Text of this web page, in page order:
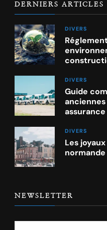
DERNIERS ARTICLES
DIVERS
DIVERS
Guide
DIVERS
Les
normande
NEWSLETTER